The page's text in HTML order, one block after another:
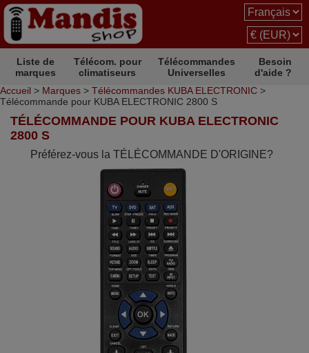
Liste de
marques
Télécom. pour
climatiseurs
Télécommandes
Universelles
Besoin
d'aide ?
Accueil > Marques > Télécommandes KUBA ELECTRONIC >
Télécommande pour KUBA ELECTRONIC 2800 S
TÉLÉCOMMANDE POUR KUBA ELECTRONIC
2800 S
Préférez-vous la TÉLÉCOMMANDE D'ORIGINE?